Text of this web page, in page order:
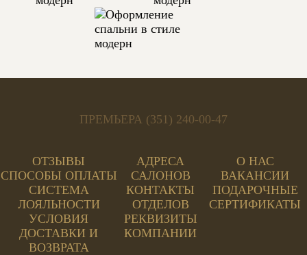
ПРЕМЬЕРА (351) 240-00-47
ОТЗЫВЫ
СПОСОБЫ ОПЛАТЫ
СИСТЕМА
ЛОЯЛЬНОСТИ
УСЛОВИЯ
ДОСТАВКИ И
ВОЗВРАТА
АДРЕСА
САЛОНОВ
КОНТАКТЫ
ОТДЕЛОВ
РЕКВИЗИТЫ
КОМПАНИИ
О НАС
ВАКАНСИИ
ПОДАРОЧНЫЕ
СЕРТИФИКАТЫ